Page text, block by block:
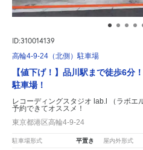
ID:310014139
高輪4-9-24（北側）駐車場
【値下げ！】品川駅まで徒歩6分
駐車場！
レコーディングスタジオ lab.l （ラボエ
予約できてオススメ！
東京都港区高輪4-9-24
駐車場形式 平置き 屋内外形式